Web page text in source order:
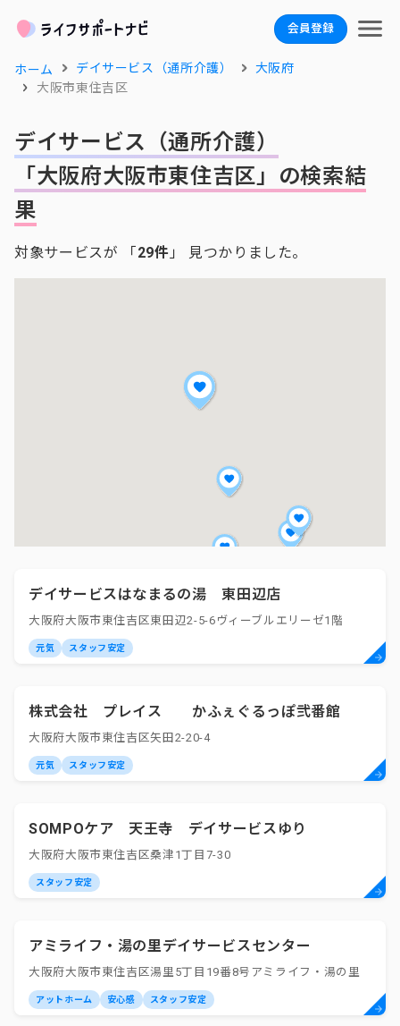
会員登録
ホーム デイサービス（通所介護）
大阪府
大阪市東住吉区
デイサービス（通所介護）
「大阪府大阪市東住吉区」の検索結
果
対象サービスが 「29件 」 見つかりました。
デイサービスはなまるの湯 東田辺店
大阪府大阪市東住吉区東田辺2-5-6ヴィーブルエリーゼ1階
元気 スタッフ安定
株式会社 プレイス かふぇぐるっぽ弐番館
大阪府大阪市東住吉区矢田2-20-4
元気 スタッフ安定
SOMPOケア 天王寺 デイサービスゆり
大阪府大阪市東住吉区桑津1丁目7-30
スタッフ安定
アミライフ・湯の里デイサービスセンター
大阪府大阪市東住吉区湯里5丁目19番8号アミライフ・湯の里
アットホーム 安心感 スタッフ安定